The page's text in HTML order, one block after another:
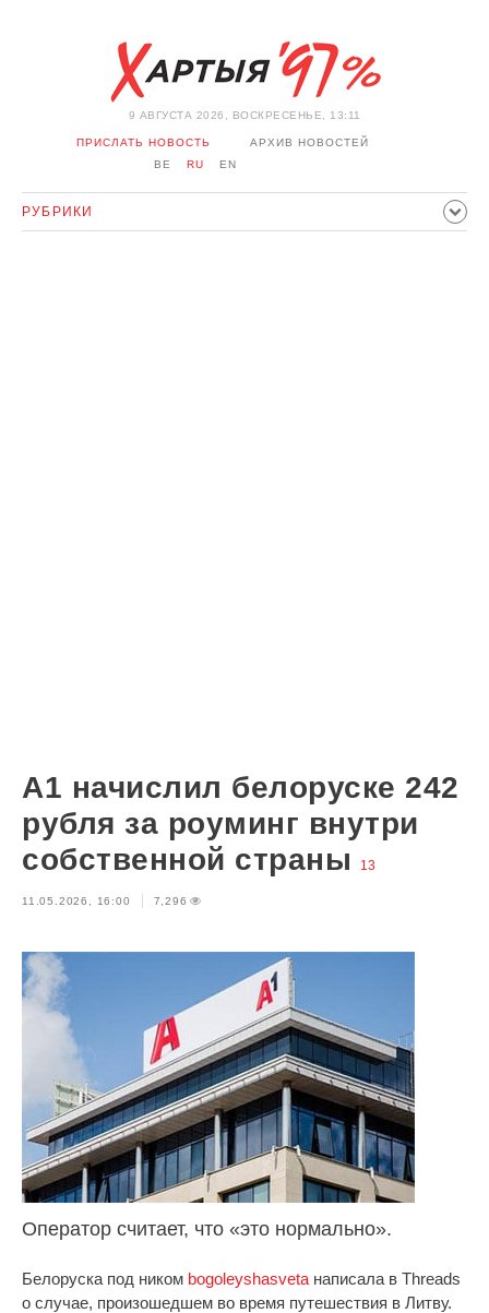
9 АВГУСТА 2026, ВОСКРЕСЕНЬЕ, 13:11
ПРИСЛАТЬ НОВОСТЬ
АРХИВ НОВОСТЕЙ
BE
RU EN
РУБРИКИ
А1 начислил белоруске 242
рубля за роуминг внутри
собственной страны
13
11.05.2026, 16:00 7,296
Оператор считает, что «это нормально».
Белоруска под ником bogoleyshasveta написала в Threads
о случае, произошедшем во время путешествия в Литву.